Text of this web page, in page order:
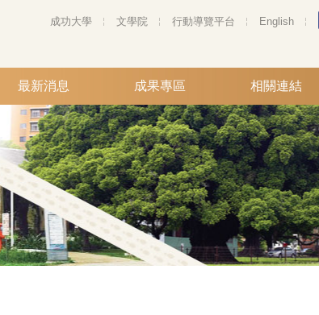
成功大學 文學院 行動導覽平台 English
最新消息 成果專區 相關連結